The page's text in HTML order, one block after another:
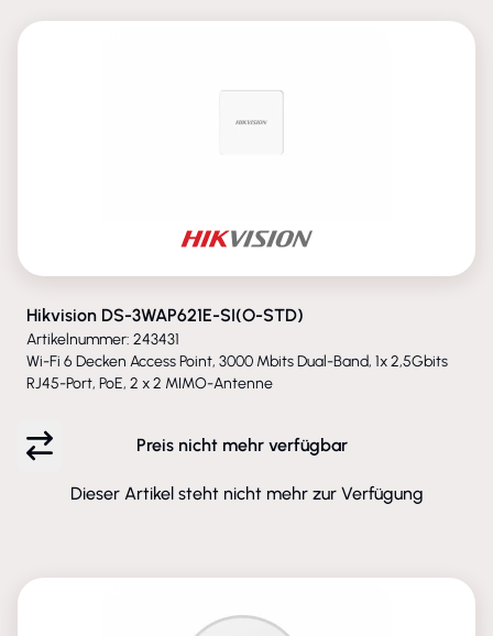
Hikvision DS-3WAP621E-SI(O-STD)
Artikelnummer: 243431
Wi-Fi 6 Decken Access Point, 3000 Mbits Dual-Band, 1x 2,5Gbits
RJ45-Port, PoE, 2 x 2 MIMO-Antenne
Preis nicht mehr verfügbar
Dieser Artikel steht nicht mehr zur Verfügung